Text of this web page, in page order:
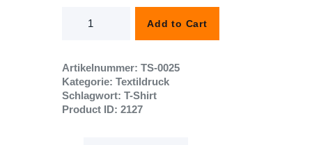
Mädchen
Add to Cart
Artikelnummer: TS-0025
Kategorie: Textildruck
Schlagwort: T-Shirt
Product ID: 2127